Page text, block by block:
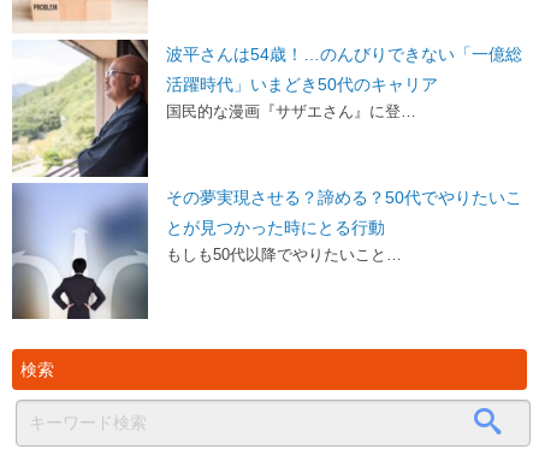
波平さんは54歳！…のんびりできない「一億総
活躍時代」いまどき50代のキャリア
国民的な漫画『サザエさん』に登…
その夢実現させる？諦める？50代でやりたいこ
とが見つかった時にとる行動
もしも50代以降でやりたいこと…
検索